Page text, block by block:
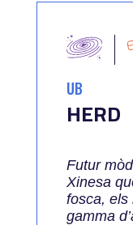
UB
HERD
Futur
Xinesa
fosca, els
gamma